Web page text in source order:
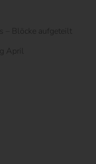
– Blöcke aufgeteilt
April